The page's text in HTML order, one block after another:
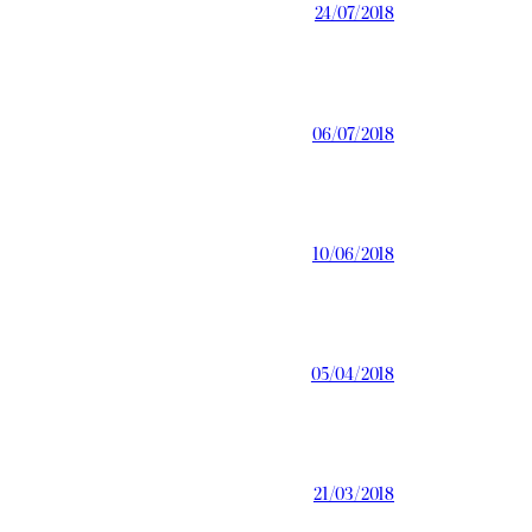
24/07/2018
06/07/2018
10/06/2018
05/04/2018
21/03/2018